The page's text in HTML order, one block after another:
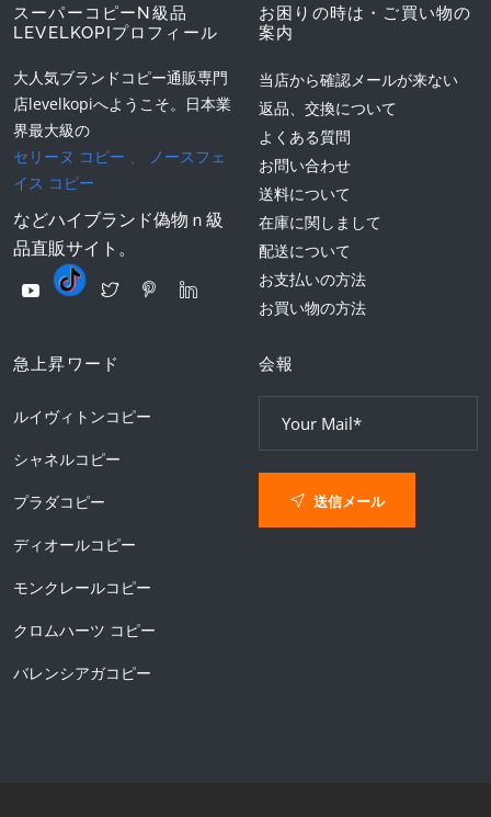
スーパーコピーN級品
LEVELKOPIプロフィール
大人気ブランドコピー通販専門
店levelkopiへようこそ。日本業
界最大級の
セリーヌ コピー 、
ノースフェ
イス コピー
などハイブランド偽物ｎ級
品直販サイト。
お困りの時は・ご買い物の
案内
当店から確認メールが来ない
返品、交換について
よくある質問
お問い合わせ
送料について
在庫に関しまして
配送について
お支払いの方法
お買い物の方法
急上昇ワード
ルイヴィトンコピー
シャネルコピー
プラダコピー
ディオールコピー
モンクレールコピー
クロムハーツ コピー
バレンシアガコピー
会報
送信メール